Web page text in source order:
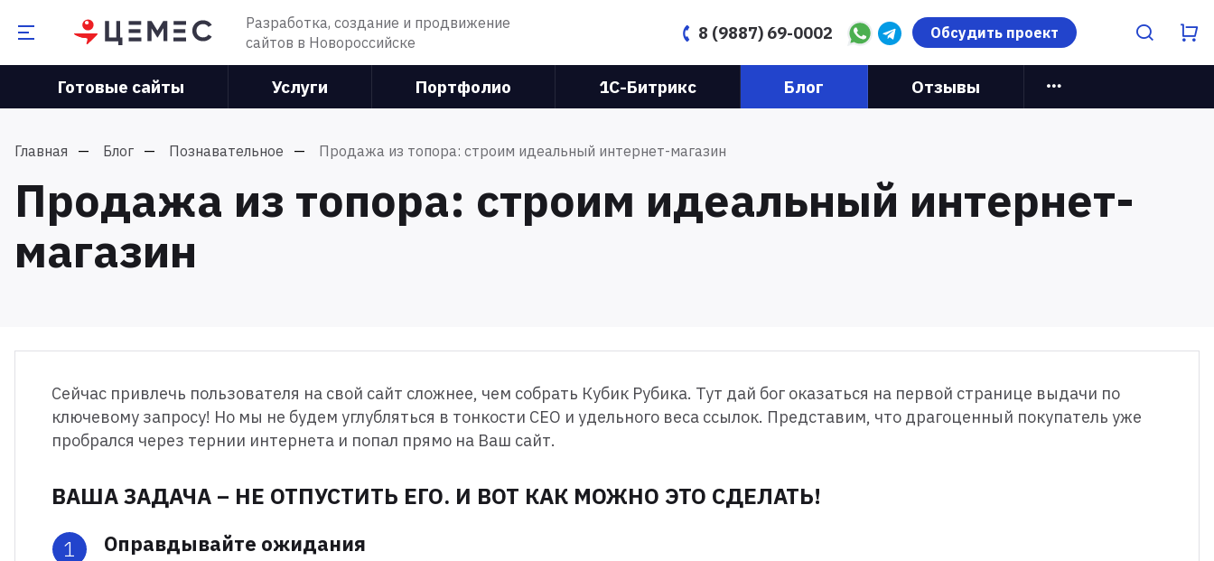
Разработка, создание и продвижение
сайтов в Новороссийске
8 (9887) 69-0002 Обсудить проект
Готовые сайты Услуги Портфолио 1C-Битрикс Блог Отзывы
Главная Блог Познавательное Продажа из топора: строим идеальный интернет-магазин
Продажа из топора: строим идеальный интернет-
магазин
Сейчас привлечь пользователя на свой сайт сложнее, чем собрать Кубик Рубика. Тут дай бог оказаться на первой странице выдачи по
ключевому запросу! Но мы не будем углубляться в тонкости СЕО и удельного веса ссылок. Представим, что драгоценный покупатель уже
пробрался через тернии интернета и попал прямо на Ваш сайт.
ВАША ЗАДАЧА – НЕ ОТПУСТИТЬ ЕГО. И ВОТ КАК МОЖНО ЭТО СДЕЛАТЬ!
Оправдывайте ожидания